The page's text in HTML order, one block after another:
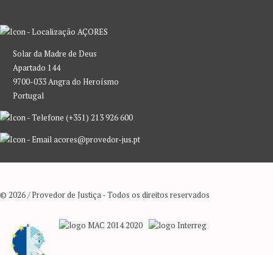
AÇORES
Solar da Madre de Deus
Apartado 144
9700-033 Angra do Heroísmo
Portugal
(+351) 213 926 600
acores@provedor-jus.pt
© 2026 / Provedor de Justiça - Todos os direitos reservados